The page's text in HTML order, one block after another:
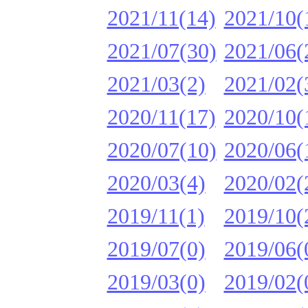
2021/11(14) 2021/
2021/07(30) 2021/
2021/03(2)
2021/
2020/11(17) 2020/
2020/07(10) 2020/
2020/03(4)
2020/
2019/11(1)
2019/
2019/07(0)
2019/
2019/03(0)
2019/